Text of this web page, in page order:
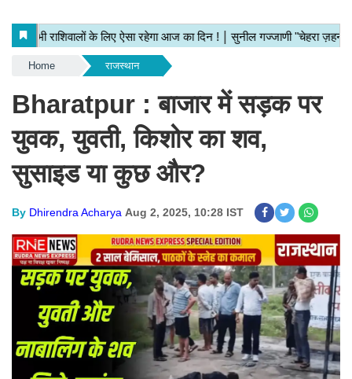
Home राजस्थान
Bharatpur : बाजार में सड़क पर
युवक, युवती, किशोर का शव,
सुसाइड या कुछ और?
By Dhirendra Acharya Aug 2, 2025, 10:28 IST